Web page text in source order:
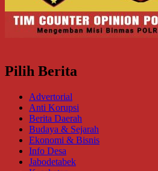
Pilih Berita
Advertorial
Anti Korupsi
Berita Daerah
Budaya & Sejarah
Ekonomi & Bisnis
Info Desa
Jabodetabek